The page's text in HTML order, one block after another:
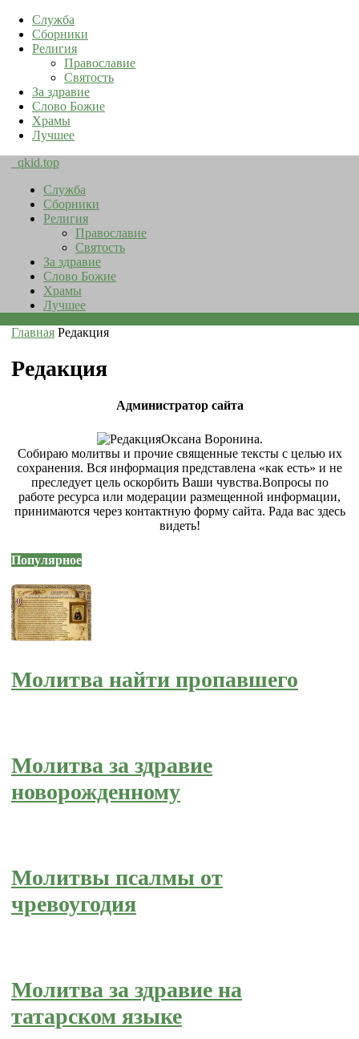
Служба
Сборники
Религия
Православие
Святость
За здравие
Слово Божие
Храмы
Лучшее
qkid.top
Служба
Сборники
Религия
Православие
Святость
За здравие
Слово Божие
Храмы
Лучшее
Главная Редакция
Редакция
Администратор сайта
Оксана Воронина.
Собираю молитвы и прочие священные тексты с целью их
сохранения. Вся информация представлена «как есть» и не
преследует цель оскорбить Ваши чувства.Вопросы по
работе ресурса или модерации размещенной информации,
принимаются через контактную форму сайта. Рада вас здесь
видеть!
Популярное
Молитва найти пропавшего
Молитва за здравие
новорожденному
Молитвы псалмы от
чревоугодия
Молитва за здравие на
татарском языке